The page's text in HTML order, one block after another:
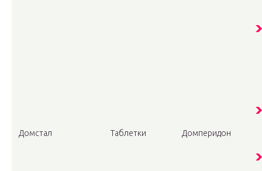
Домстал Таблетки Домперидон